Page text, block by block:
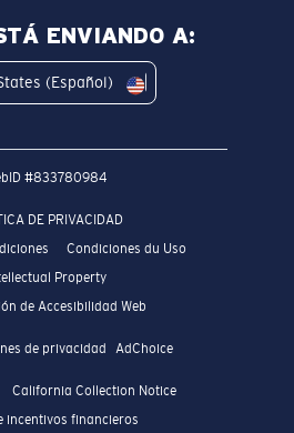
ENVIANDO A:
(Español)
#833780984
DE PRIVACIDAD
Condiciones du Uso
Property
de Accesibilidad Web
de privacidad AdChoice
California Collection Notice
incentivos financieros